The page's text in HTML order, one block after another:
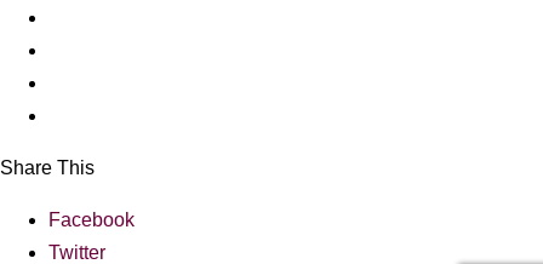
Share This
Facebook
Twitter